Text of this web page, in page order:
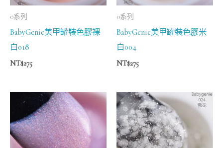
0系列
BabyGenie美甲罐裝色膠裸
白018
NT$275
0系列
BabyGenie美甲罐裝色膠米
白004
NT$275